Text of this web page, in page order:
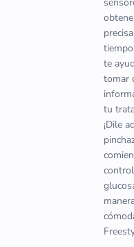
te
tomar
tu
¡Dile